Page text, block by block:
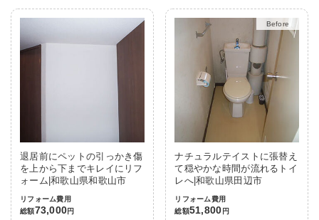
退居前にペットの引っかき傷
を上から下までキレイにリフ
ォーム|和歌山県和歌山市
リフォーム費用
総額73,000円
After
ナチュラルテイストに張替え
て穏やかな時間が流れるトイ
レへ|和歌山県田辺市
リフォーム費用
総額51,800 円